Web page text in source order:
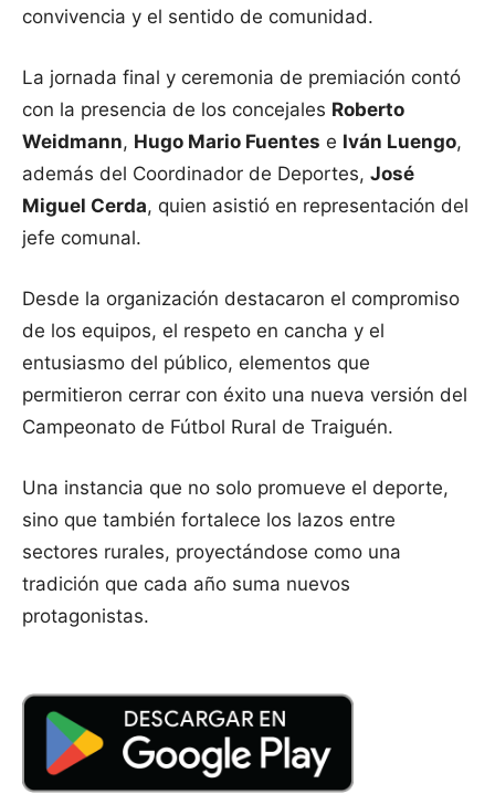
convivencia y el sentido de comunidad.
La jornada final y ceremonia de premiación contó
con la presencia de los concejales Roberto
Weidmann, Hugo Mario Fuentes e Iván Luengo,
además del Coordinador de Deportes, José
Miguel Cerda, quien asistió en representación del
jefe comunal.
Desde la organización destacaron el compromiso
de los equipos, el respeto en cancha y el
entusiasmo del público, elementos que
permitieron cerrar con éxito una nueva versión del
Campeonato de Fútbol Rural de Traiguén.
Una instancia que no solo promueve el deporte,
sino que también fortalece los lazos entre
sectores rurales, proyectándose como una
tradición que cada año suma nuevos
protagonistas.